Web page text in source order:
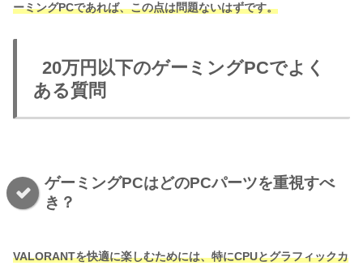
ーミングPCであれば、この点は問題ないはずです。
20万円以下のゲーミングPCでよく
ある質問
ゲーミングPCはどのPCパーツを重視すべ
き？
VALORANTを快適に楽しむためには、特にCPUとグラフィックカ